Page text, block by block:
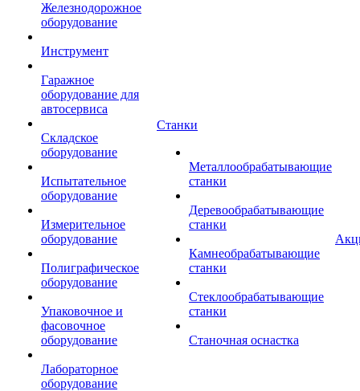
Железнодорожное
оборудование
Инструмент
Гаражное
оборудование для
автосервиса
Складское
оборудование
Испытательное
оборудование
Измерительное
оборудование
Полиграфическое
оборудование
Упаковочное и
фасовочное
оборудование
Лабораторное
оборудование
Станки
Металлообрабатывающие
станки
Деревообрабатывающие
станки
Камнеобрабатывающие
станки
Стеклообрабатывающие
станки
Станочная оснастка